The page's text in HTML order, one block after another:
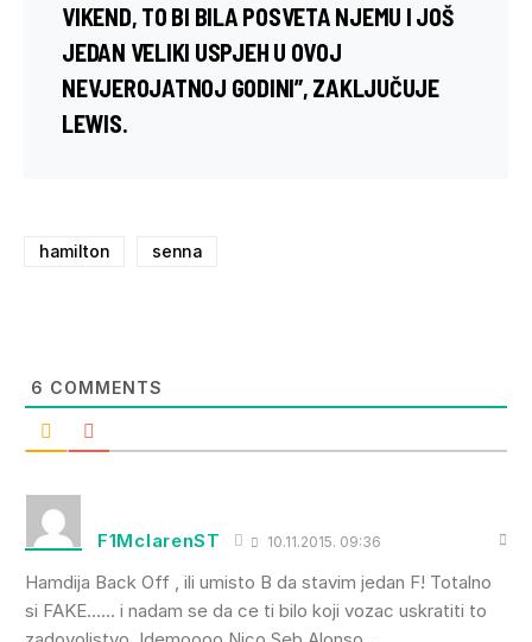
VIKEND, TO BI BILA POSVETA NJEMU I JOŠ
JEDAN VELIKI USPJEH U OVOJ
NEVJEROJATNOJ GODINI”, ZAKLJUČUJE
LEWIS.
hamilton senna
6 COMMENTS
F1MclarenST 10.11.2015. 09:36
Hamdija Back Off , ili umisto B da stavim jedan F! Totalno
si FAKE…… i nadam se da ce ti bilo koji vozac uskratiti to